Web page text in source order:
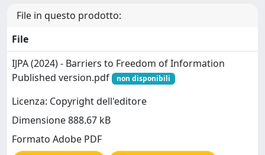
File in questo prodotto:
File
IJPA (2024) - Barriers to Freedom of Information
Published version.pdf
non disponibili
Licenza: Copyright dell'editore
Dimensione 888.67 kB
Formato Adobe PDF